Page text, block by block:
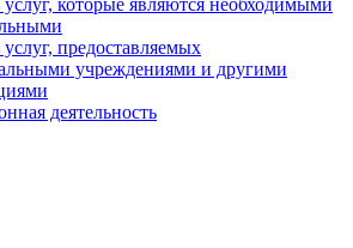
предоставляемых
учреждениями и другими
деятельность